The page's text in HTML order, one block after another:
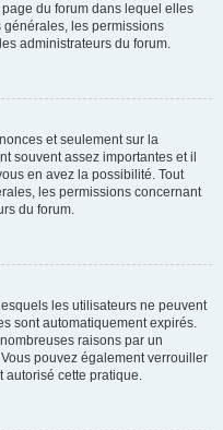
du forum dans lequel elles
générales, les permissions
administrateurs du forum.
et seulement sur la
souvent assez importantes et il
en avez la possibilité. Tout
les permissions concernant
du forum.
les utilisateurs ne peuvent
sont automatiquement expirés.
raisons par un
pouvez également verrouiller
autorisé cette pratique.